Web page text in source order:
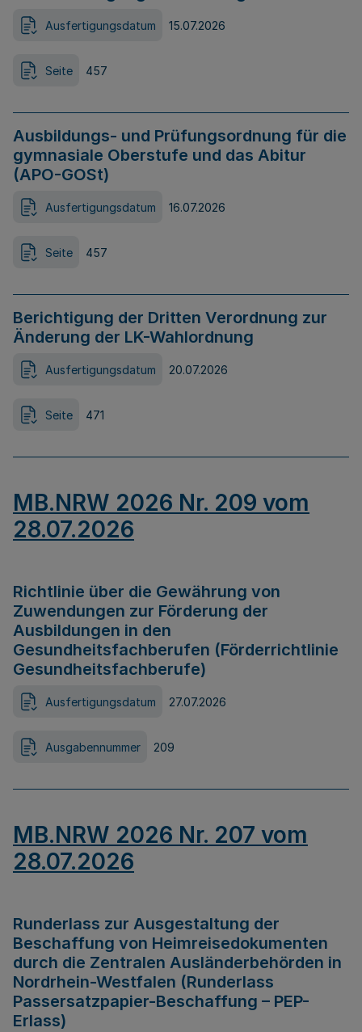
Ausfertigungsdatum 15.07.2026
Seite 457
Ausbildungs- und Prüfungsordnung für die
gymnasiale Oberstufe und das Abitur
(APO-GOSt)
Ausfertigungsdatum 16.07.2026
Seite 457
Berichtigung der Dritten Verordnung zur
Änderung der LK-Wahlordnung
Ausfertigungsdatum 20.07.2026
Seite 471
MB.NRW 2026 Nr. 209 vom
28.07.2026
Richtlinie über die Gewährung von
Zuwendungen zur Förderung der
Ausbildungen in den
Gesundheitsfachberufen (Förderrichtlinie
Gesundheitsfachberufe)
Ausfertigungsdatum 27.07.2026
Ausgabennummer 209
MB.NRW 2026 Nr. 207 vom
28.07.2026
Runderlass zur Ausgestaltung der
Beschaffung von Heimreisedokumenten
durch die Zentralen Ausländerbehörden in
Nordrhein-Westfalen (Runderlass
Passersatzpapier-Beschaffung – PEP-
Erlass)